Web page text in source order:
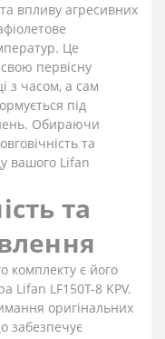
впливу агресивних
Це
первісну
з часом, а сам
під
Обираючи
та
вашого Lifan
та
комплекту є його
Lifan LF150T-8 KPV.
оригінальних
забезпечує